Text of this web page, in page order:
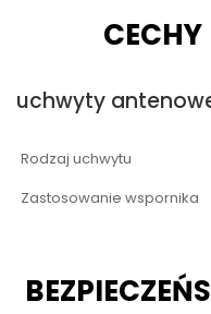
uchwyty
Rodzaj uchwytu
Zastosowanie wspornika